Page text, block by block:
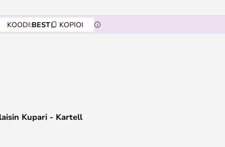
KOODI:BEST KOPIOI
Kupari - Kartell